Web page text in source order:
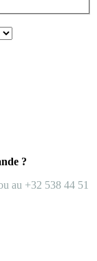
?
au +32 538 44 51